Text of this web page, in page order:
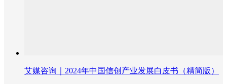
艾媒咨询｜2024年中国信创产业发展白皮书（精简版）